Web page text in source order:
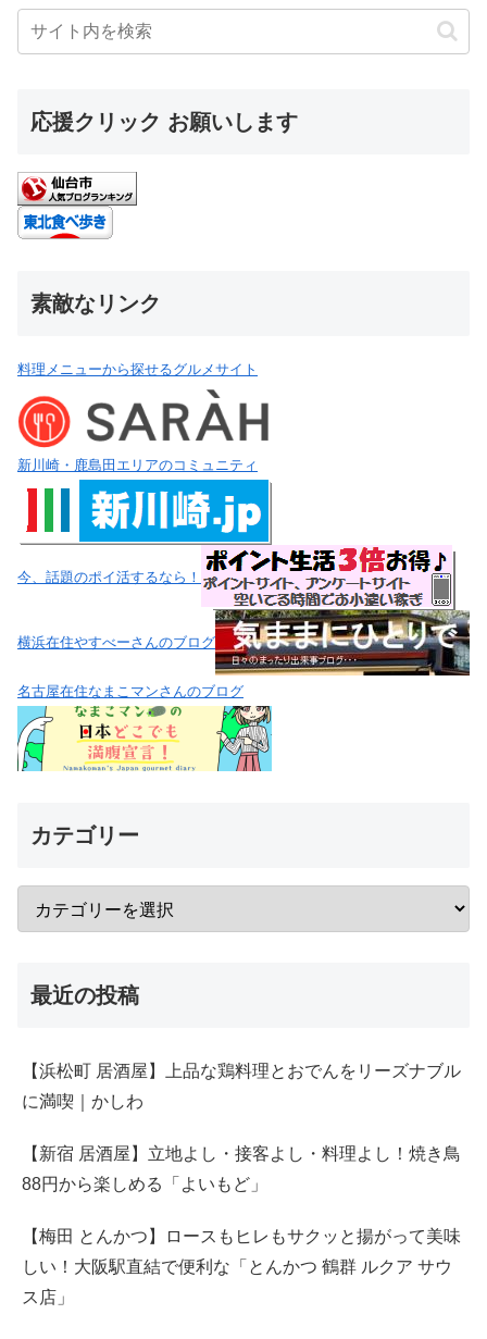
応援クリック お願いします
素敵なリンク
料理メニューから探せるグルメサイト
新川崎・鹿島田エリアのコミュニティ
今、話題のポイ活するなら！
横浜在住やすべーさんのブログ
名古屋在住なまこマンさんのブログ
カテゴリー
最近の投稿
【浜松町 居酒屋】上品な鶏料理とおでんをリーズナブル
に満喫｜かしわ
【新宿 居酒屋】立地よし・接客よし・料理よし！焼き鳥
88円から楽しめる「よいもど」
【梅田 とんかつ】ロースもヒレもサクッと揚がって美味
しい！大阪駅直結で便利な「とんかつ 鶴群 ルクア サウ
ス店」